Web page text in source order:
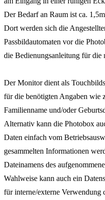
Der Bedarf an Raum ist ca.
Dort werden sich die
Passbildautomaten vor die
die Bedienungsanleitung für die
Der Monitor dient als
für die benötigten Angaben wie
Familienname und/oder
Alternativ kann die Photobox
Daten einfach vom
gesammelten Informationen
Dateinamens des
Wahlweise kann auch ein
für interne/externe Verwendung